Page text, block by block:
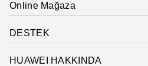
Online Mağaza
DESTEK
HUAWEI HAKKINDA